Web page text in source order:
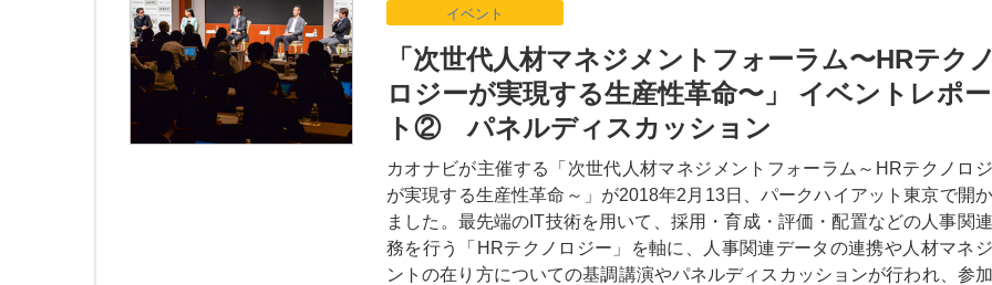
イベント
「次世代人材マネジメントフォーラム〜HRテクノ
ロジーが実現する生産性革命〜」 イベントレポー
ト② パネルディスカッション
カオナビが主催する「次世代人材マネジメントフォーラム～HRテクノロ
が実現する生産性革命～」が2018年2月13日、パークハイアット東京で開
ました。最先端のIT技術を用いて、採用・育成・評価・配置などの人事関
務を行う「HRテクノロジー」を軸に、人事関連データの連携や人材マネ
ントの在り方についての基調講演やパネルディスカッションが行われ、参